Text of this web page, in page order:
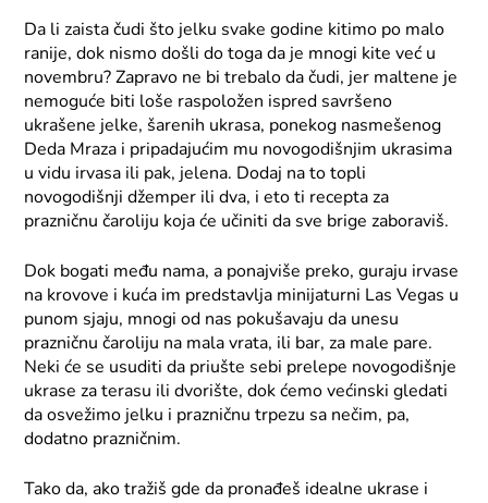
Da li zaista čudi što jelku svake godine kitimo po malo
ranije, dok nismo došli do toga da je mnogi kite već u
novembru? Zapravo ne bi trebalo da čudi, jer maltene je
nemoguće biti loše raspoložen ispred savršeno
ukrašene jelke, šarenih ukrasa, ponekog nasmešenog
Deda Mraza i pripadajućim mu novogodišnjim ukrasima
u vidu irvasa ili pak, jelena. Dodaj na to topli
novogodišnji džemper ili dva, i eto ti recepta za
prazničnu čaroliju koja će učiniti da sve brige zaboraviš.
Dok bogati među nama, a ponajviše preko, guraju irvase
na krovove i kuća im predstavlja minijaturni Las Vegas u
punom sjaju, mnogi od nas pokušavaju da unesu
prazničnu čaroliju na mala vrata, ili bar, za male pare.
Neki će se usuditi da priušte sebi prelepe novogodišnje
ukrase za terasu ili dvorište, dok ćemo većinski gledati
da osvežimo jelku i prazničnu trpezu sa nečim, pa,
dodatno prazničnim.
Tako da, ako tražiš gde da pronađeš idealne ukrase i